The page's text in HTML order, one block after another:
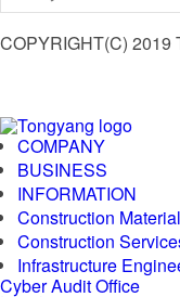
COPYRIGHT(C) 2019
COMPANY
BUSINESS
INFORMATION
Construction
Construction
Infrastructure
Cyber Audit Office